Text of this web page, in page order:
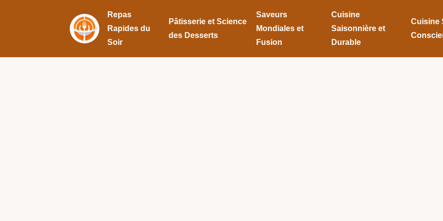
Repas
Rapides du
Soir
Pâtisserie et Science
des Desserts
Saveurs
Mondiales et
Fusion
Cuisine
Saisonnière et
Durable
Cuisine